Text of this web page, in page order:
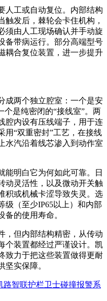
人工或自动复位。内部结构
发后，棘轮会卡住机构，
须由人工现场确认并手动旋
备带病运行。部分高端型号
耦合复位装置，进一步提升
成两个独立腔室：一个是安
个是纯密闭的“接线室”。两
腔内设有压线端子，用于连
用“双重密封”工艺，在接线
水汽沿着线芯渗入到动作室
能明白它为何如此可靠。日
动灵活性，以及微动开关触
积或机械卡涩导致失灵。选
级（至少IP65以上）和内部
备的使用寿命。
，但内部结构精密，从传动
个装置都经过严谨设计。凯
致力于把这些装置做得更耐
坚实保障。
路智联护栏卫士碰撞报警系